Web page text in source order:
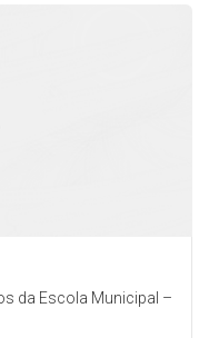
da Escola Municipal –